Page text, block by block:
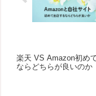
楽天 VS Amazon初め
ならどちらが良いのか